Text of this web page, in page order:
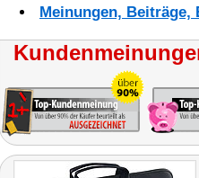
Meinungen,